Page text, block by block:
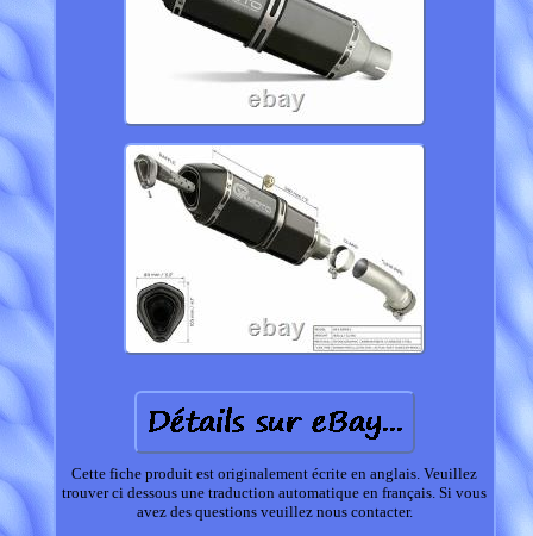
Cette fiche produit est originalement écrite en anglais. Veuillez
trouver ci dessous une traduction automatique en français. Si vous
avez des questions veuillez nous contacter.